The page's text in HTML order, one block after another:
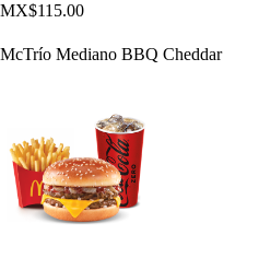
MX$115.00
McTrío Mediano BBQ Cheddar